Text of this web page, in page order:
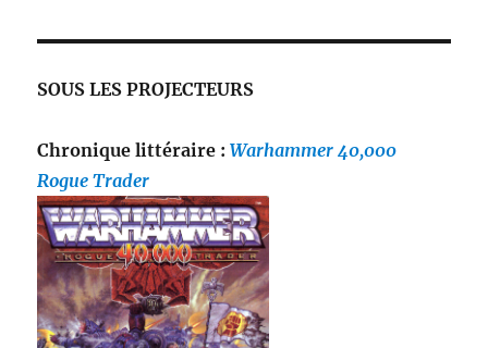
SOUS LES PROJECTEURS
Chronique littéraire :Warhammer 40,000
Rogue Trader